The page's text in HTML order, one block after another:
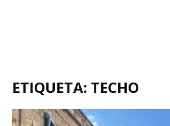
ETIQUETA: TECHO